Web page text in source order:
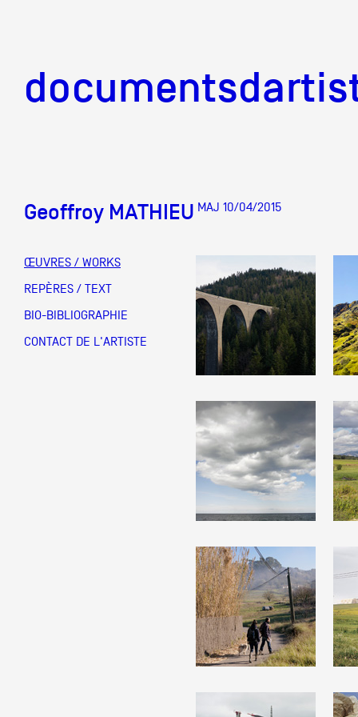
Mission
Équipe
Partenaires
Crédits
Actions
Documentation
Visites d'ateliers
Production vidéo
Geoffroy MATHIEU MAJ 10/04/2015
ŒUVRES / WORKS
REPÈRES / TEXT
BIO-BIBLIOGRAPHIE
CONTACT DE L'ARTISTE